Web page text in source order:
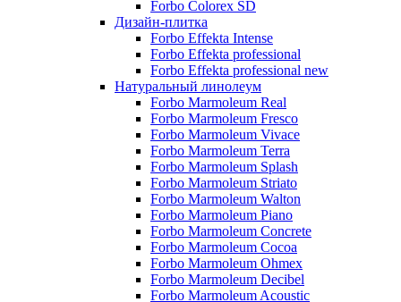
Forbo Colorex SD
Дизайн-плитка
Forbo Effekta Intense
Forbo Effekta professional
Forbo Effekta professional new
Натуральный линолеум
Forbo Marmoleum Real
Forbo Marmoleum Fresco
Forbo Marmoleum Vivace
Forbo Marmoleum Terra
Forbo Marmoleum Splash
Forbo Marmoleum Striato
Forbo Marmoleum Walton
Forbo Marmoleum Piano
Forbo Marmoleum Concrete
Forbo Marmoleum Cocoa
Forbo Marmoleum Ohmex
Forbo Marmoleum Decibel
Forbo Marmoleum Acoustic